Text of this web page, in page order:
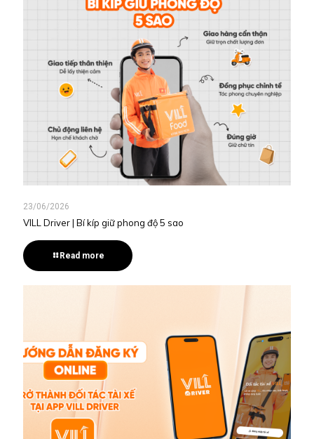
23/06/2026
VILL Driver | Bí kíp giữ phong độ 5 sao
Read more